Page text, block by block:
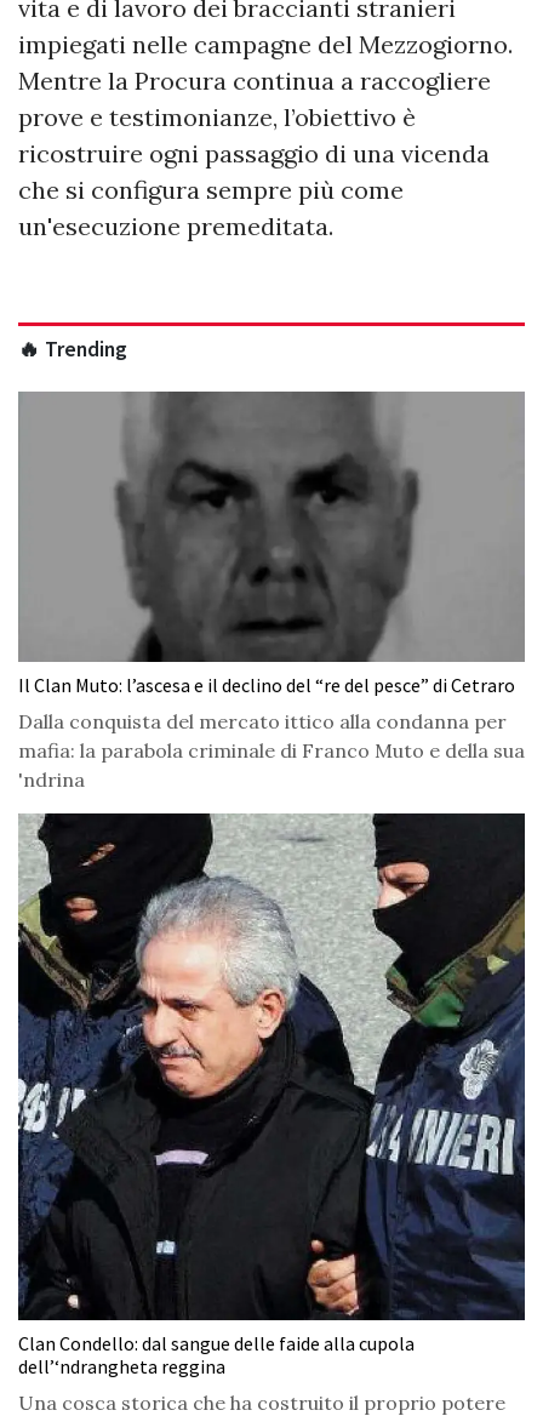
vita e di lavoro dei braccianti stranieri
impiegati nelle campagne del Mezzogiorno.
Mentre la Procura continua a raccogliere
prove e testimonianze, l’obiettivo è
ricostruire ogni passaggio di una vicenda
che si configura sempre più come
un'esecuzione premeditata.
🔥 Trending
Il Clan Muto: l’ascesa e il declino del “re del pesce” di Cetraro
Dalla conquista del mercato ittico alla condanna per
mafia: la parabola criminale di Franco Muto e della sua
'ndrina
Clan Condello: dal sangue delle faide alla cupola
dell’‘ndrangheta reggina
Una cosca storica che ha costruito il proprio potere